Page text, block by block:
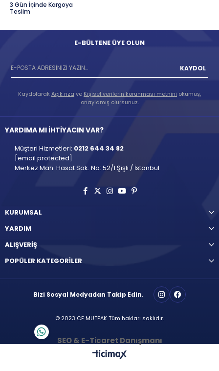
3 Gün İçinde Kargoya
Teslim
E-BÜLTENE ÜYE OLUN
KAYDOL
KaydolarakAçık rıza ve Kişisel verilerin korunması metnini okumuş,
onaylamış olursunuz.
YARDIMA MI İHTİYACIN VAR?
Müşteri Hizmetleri: 0212 644 34 82
[email protected]
Merkez Mah. Hasat Sok. No: 52/1 Şişli / İstanbul
KURUMSAL
YARDIM
ALIŞVERİŞ
POPÜLER KATEGORİLER
Bizi Sosyal Medyadan Takip Edin.
© 2023 CF MUTFAK Tüm hakları saklıdır.
SEO & E-Ticaret Danışmanı